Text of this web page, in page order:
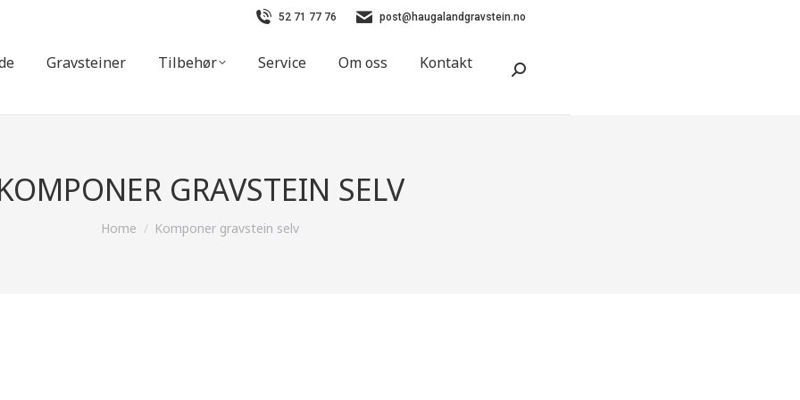
52 71 77 76 post@haugalandgravstein.no
Gravsteiner Tilbehør Service Om oss Kontakt
Search:
GRAVSTEIN SELV
You are here:
Home Komponer gravstein selv